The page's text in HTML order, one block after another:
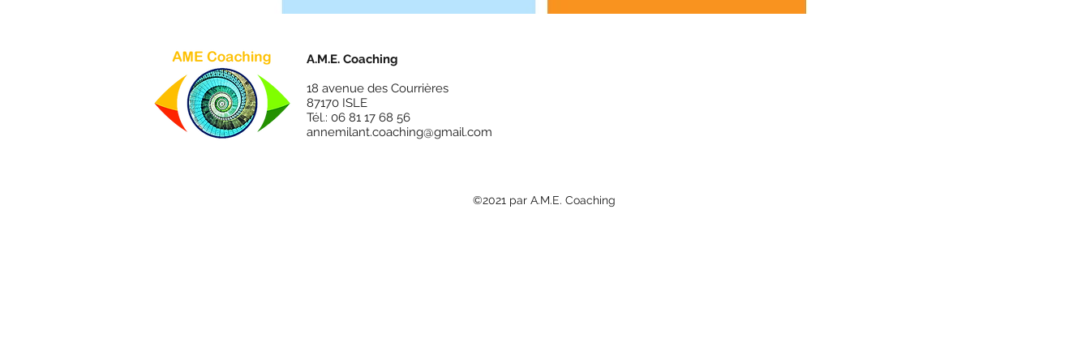
A.M.E. Coaching
18 avenue des Courrières
87170 ISLE
Tél.: 06 81 17 68 56
annemilant.coaching@gmail.com
©2021 par A.M.E. Coaching